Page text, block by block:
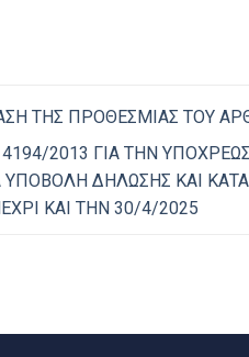
ΤΗΣ ΠΡΟΘΕΣΜΙΑΣ ΤΟΥ
4194/2013 ΓΙΑ ΤΗΝ
ΥΠΟΒΟΛΗ ΔΗΛΩΣΗΣ ΚΑΙ
ΚΑΙ ΤΗΝ 30/4/2025